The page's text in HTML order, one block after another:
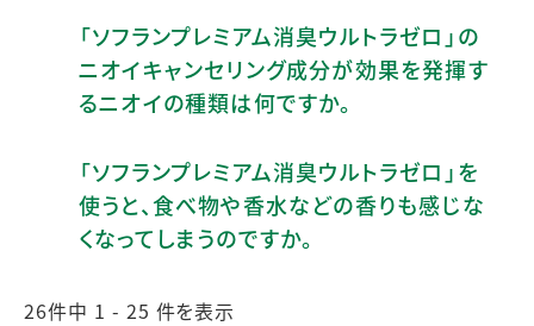
「ソフランプレミアム消臭ウルトラゼロ」の
ニオイキャンセリング成分が効果を発揮す
るニオイの種類は何ですか。
「ソフランプレミアム消臭ウルトラゼロ」を
使うと、食べ物や香水などの香りも感じな
くなってしまうのですか。
26件中 1 - 25 件を表示